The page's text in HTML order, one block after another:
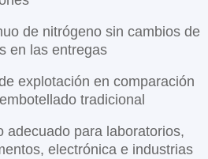
de nitrógeno sin cambios de
en las entregas
explotación en comparación
tradicional
adecuado para laboratorios,
electrónica e industrias